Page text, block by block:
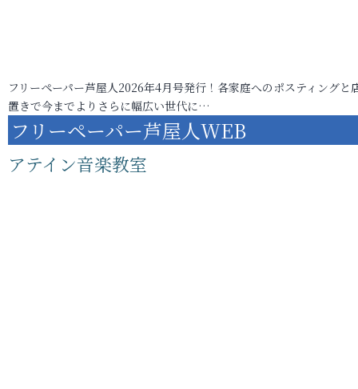
フリーペーパー芦屋人2026年4月号発行！各家庭へのポスティングと
置きで今までよりさらに幅広い世代に…
フリーペーパー芦屋人WEB
アテイン音楽教室